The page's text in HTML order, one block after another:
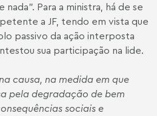
nada”. Para a ministra, há de se
a JF, tendo em vista que
passivo da ação interposta
sua participação na lide.
causa, na medida em que
pela degradação de bem
sociais e